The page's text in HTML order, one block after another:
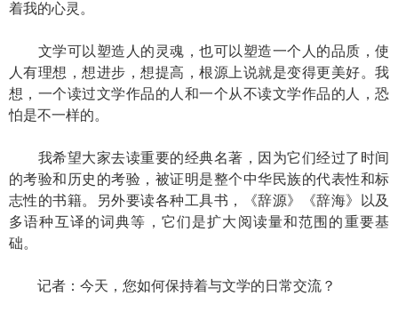
着我的心灵。
文学可以塑造人的灵魂，也可以塑造一个人的品质，使
人有理想，想进步，想提高，根源上说就是变得更美好。我
想，一个读过文学作品的人和一个从不读文学作品的人，恐
怕是不一样的。
我希望大家去读重要的经典名著，因为它们经过了时间
的考验和历史的考验，被证明是整个中华民族的代表性和标
志性的书籍。另外要读各种工具书，《辞源》《辞海》以及
多语种互译的词典等，它们是扩大阅读量和范围的重要基
础。
记者：今天，您如何保持着与文学的日常交流？